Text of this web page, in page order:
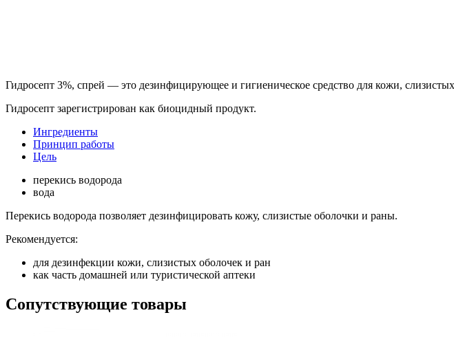
Гидросепт 3%, спрей — это дезинфицирующее и гигиеническое средство для кожи,
Гидросепт зарегистрирован как биоцидный продукт.
Ингредиенты
Принцип работы
Цель
перекись водорода
вода
Перекись водорода позволяет дезинфицировать кожу, слизистые оболочки и раны.
Рекомендуется:
для дезинфекции кожи, слизистых оболочек и ран
как часть домашней или туристической аптеки
Сопутствующие товары